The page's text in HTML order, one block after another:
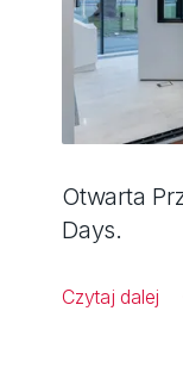
Otwarta
Days.
Czytaj dalej